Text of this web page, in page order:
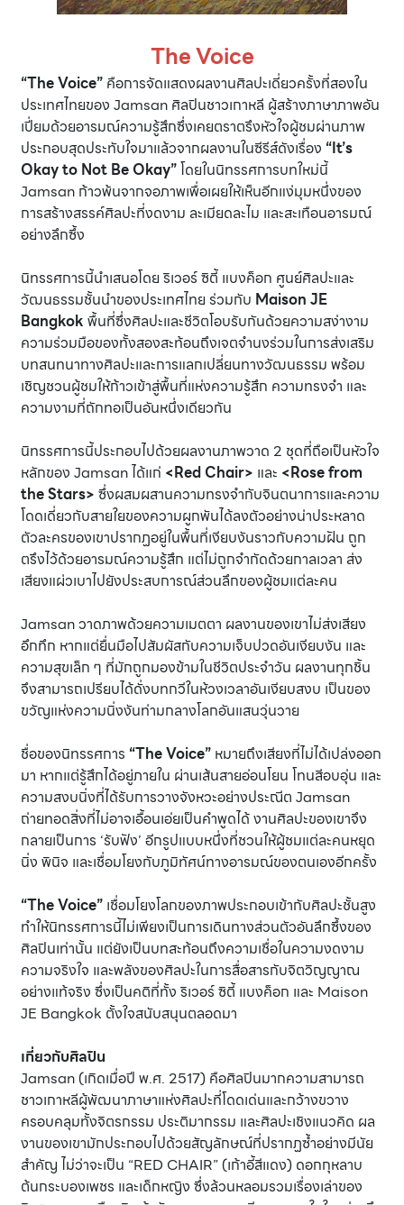
The Voice
“The Voice” คือการจัดแสดงผลงานศิลปะเดี่ยวครั้งที่สองใน
ประเทศไทยของ Jamsan ศิลปินชาวเกาหลี ผู้สร้างภาษาภาพอัน
เปี่ยมด้วยอารมณ์ความรู้สึกซึ่งเคยตราตรึงหัวใจผู้ชมผ่านภาพ
ประกอบสุดประทับใจมาแล้วจากผลงานในซีรีส์ดังเรื่อง “It’s
Okay to Not Be Okay”โดยในนิทรรศการบทใหม่นี้
Jamsan ก้าวพ้นจากจอภาพเพื่อเผยให้เห็นอีกแง่มุมหนึ่งของ
การสร้างสรรค์ศิลปะที่งดงาม ละเมียดละไม และสะเทือนอารมณ์
อย่างลึกซึ้ง
นิทรรศการนี้นำเสนอโดย ริเวอร์ ซิตี้ แบงค็อก ศูนย์ศิลปะและ
วัฒนธรรมชั้นนำของประเทศไทย ร่วมกับ Maison JE
Bangkok พื้นที่ซึ่งศิลปะและชีวิตโอบรับกันด้วยความสง่างาม
ความร่วมมือของทั้งสองสะท้อนถึงเจตจำนงร่วมในการส่งเสริม
บทสนทนาทางศิลปะและการแลกเปลี่ยนทางวัฒนธรรม พร้อม
เชิญชวนผู้ชมให้ก้าวเข้าสู่พื้นที่แห่งความรู้สึก ความทรงจำ และ
ความงามที่ถักทอเป็นอันหนึ่งเดียวกัน
นิทรรศการนี้ประกอบไปด้วยผลงานภาพวาด 2 ชุดที่ถือเป็นหัวใจ
หลักของ Jamsan ได้แก่ <Red Chair> และ <Rose from
the Stars> ซึ่งผสมผสานความทรงจำกับจินตนาการและความ
โดดเดี่ยวกับสายใยของความผูกพันได้ลงตัวอย่างน่าประหลาด
ตัวละครของเขาปรากฏอยู่ในพื้นที่เงียบงันราวกับความฝัน ถูก
ตรึงไว้ด้วยอารมณ์ความรู้สึก แต่ไม่ถูกจำกัดด้วยกาลเวลา ส่ง
เสียงแผ่วเบาไปยังประสบการณ์ส่วนลึกของผู้ชมแต่ละคน
Jamsan วาดภาพด้วยความเมตตา ผลงานของเขาไม่ส่งเสียง
อึกทึก หากแต่ยื่นมือไปสัมผัสกับความเจ็บปวดอันเงียบงัน และ
ความสุขเล็ก ๆ ที่มักถูกมองข้ามในชีวิตประจำวัน ผลงานทุกชิ้น
จึงสามารถเปรียบได้ดั่งบทกวีในห้วงเวลาอันเงียบสงบ เป็นของ
ขวัญแห่งความนิ่งงันท่ามกลางโลกอันแสนวุ่นวาย
ชื่อของนิทรรศการ “The Voice” หมายถึงเสียงที่ไม่ได้เปล่งออก
มา หากแต่รู้สึกได้อยู่ภายใน ผ่านเส้นสายอ่อนโยน โทนสีอบอุ่น และ
ความสงบนิ่งที่ได้รับการวางจังหวะอย่างประณีต Jamsan
ถ่ายทอดสิ่งที่ไม่อาจเอื้อนเอ่ยเป็นคำพูดได้ งานศิลปะของเขาจึง
กลายเป็นการ ‘รับฟัง’ อีกรูปแบบหนึ่งที่ชวนให้ผู้ชมแต่ละคนหยุด
นิ่ง พินิจ และเชื่อมโยงกับภูมิทัศน์ทางอารมณ์ของตนเองอีกครั้ง
“The Voice” เชื่อมโยงโลกของภาพประกอบเข้ากับศิลปะชั้นสูง
ทำให้นิทรรศการนี้ไม่เพียงเป็นการเดินทางส่วนตัวอันลึกซึ้งของ
ศิลปินเท่านั้น แต่ยังเป็นบทสะท้อนถึงความเชื่อในความงดงาม
ความจริงใจ และพลังของศิลปะในการสื่อสารกับจิตวิญญาณ
อย่างแท้จริง ซึ่งเป็นคติที่ทั้ง ริเวอร์ ซิตี้ แบงค็อก และ Maison
JE Bangkok ตั้งใจสนับสนุนตลอดมา
เกี่ยวกับศิลปิน
Jamsan (เกิดเมื่อปี พ.ศ. 2517) คือศิลปินมากความสามารถ
ชาวเกาหลีผู้พัฒนาภาษาแห่งศิลปะที่โดดเด่นและกว้างขวาง
ครอบคลุมทั้งจิตรกรรม ประติมากรรม และศิลปะเชิงแนวคิด ผล
งานของเขามักประกอบไปด้วยสัญลักษณ์ที่ปรากฏซ้ำอย่างมีนัย
สำคัญ ไม่ว่าจะเป็น “RED CHAIR” (เก้าอี้สีแดง) ดอกกุหลาบ
ต้นกระบองเพชร และเด็กหญิง ซึ่งล้วนหลอมรวมเรื่องเล่าของ